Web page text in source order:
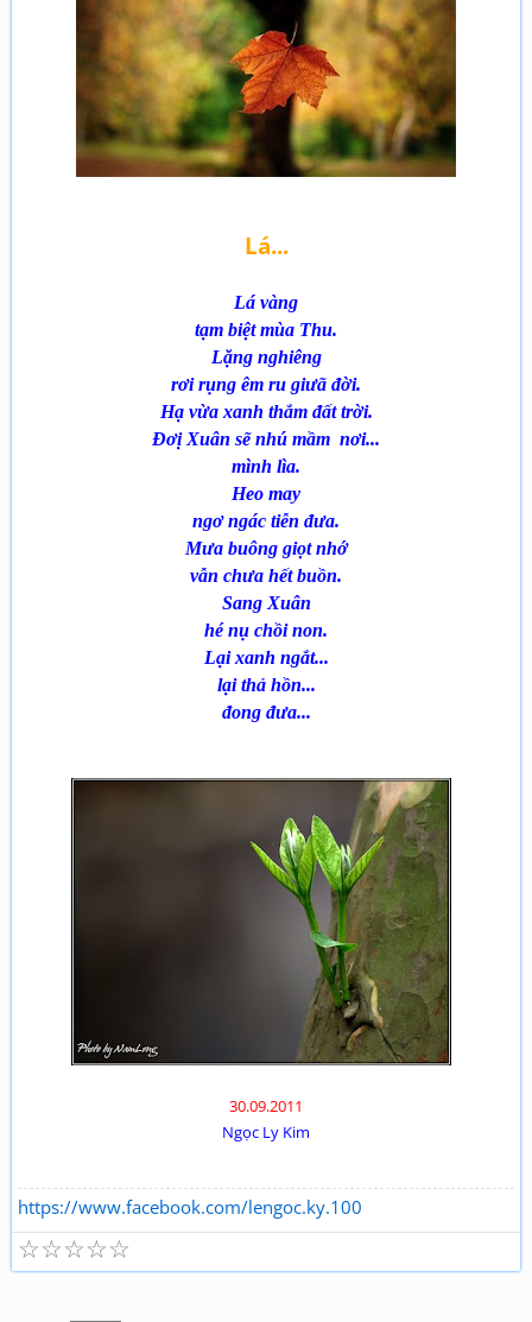
Lá...
Lá vàng
tạm biệt mùa Thu.
Lặng nghiêng
rơi rụng êm ru giưã đời.
Hạ vừa xanh thắm đất trời.
Đơị Xuân sẽ nhú mầm nơi...
mình lìa.
Heo may
ngơ ngác tiễn đưa.
Mưa buông giọt nhớ
vẫn chưa hết buồn.
Sang Xuân
hé nụ chồi non.
Lại xanh ngắt...
lại thả hồn...
đong đưa...
30.09.2011
Ngọc Ly Kim
https://www.facebook.com/lengoc.ky.100
☆
☆
☆
☆
☆